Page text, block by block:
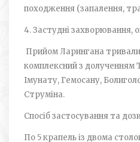
походження (запалення,
4. Застудні захворювання,
Прийом Ларингана
комплексний з долученням
Імунату, Гемосану,
Струміна.
Спосіб застосування та
По 5 крапель із двома